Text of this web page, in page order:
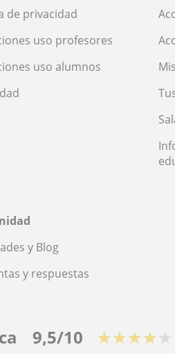
de privacidad
uso profesores
uso alumnos
y Blog
y respuestas
9,5/10 ★★★★★